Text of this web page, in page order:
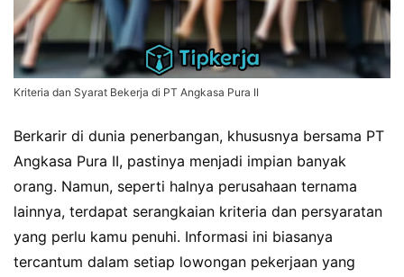
Kriteria dan Syarat Bekerja di PT Angkasa Pura II
Berkarir di dunia penerbangan, khususnya bersama PT
Angkasa Pura II, pastinya menjadi impian banyak
orang. Namun, seperti halnya perusahaan ternama
lainnya, terdapat serangkaian kriteria dan persyaratan
yang perlu kamu penuhi. Informasi ini biasanya
tercantum dalam setiap lowongan pekerjaan yang